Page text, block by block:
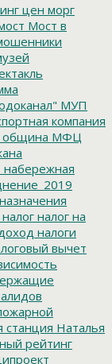
цен морг
Мост в
МУП
компания
община МФЦ
набережная
назначения
налог налог на
налоги
вычет
станция Наталья
рейтинг